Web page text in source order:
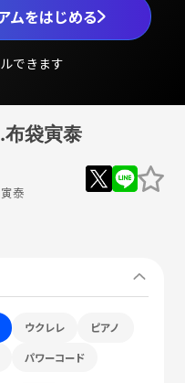
ムをはじめる
できます
布袋寅泰
泰
ウクレレ ピアノ
パワーコード